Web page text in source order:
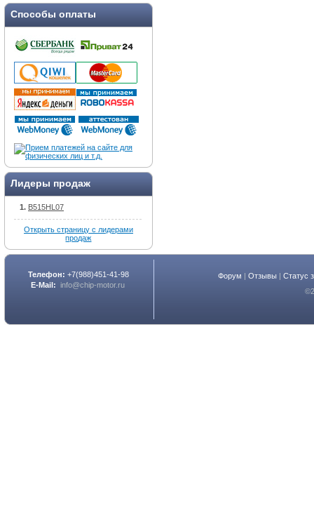
Способы оплаты
Лидеры продаж
B515HL07
Открыть страницу с лидерами
продаж
Телефон: +7(988)451-41-98
E-Mail: info@chip-motor.ru
Форум |Отзывы |Статус